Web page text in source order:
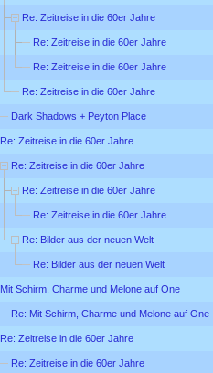
Re: Zeitreise in die 60er Jahre
Re: Zeitreise in die 60er Jahre
Re: Zeitreise in die 60er Jahre
Re: Zeitreise in die 60er Jahre
Dark Shadows + Peyton Place
Re: Zeitreise in die 60er Jahre
Re: Zeitreise in die 60er Jahre
Re: Zeitreise in die 60er Jahre
Re: Zeitreise in die 60er Jahre
Re: Bilder aus der neuen Welt
Re: Bilder aus der neuen Welt
Mit Schirm, Charme und Melone auf One
Re: Mit Schirm, Charme und Melone auf One
Re: Zeitreise in die 60er Jahre
Re: Zeitreise in die 60er Jahre